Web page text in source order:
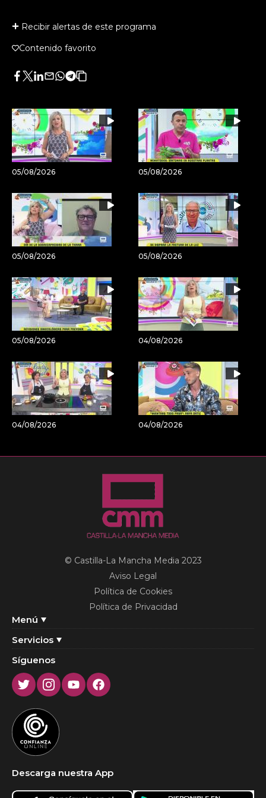
Recibir alertas de este programa
Contenido favorito
Facebook
Twitter
LinkedIn
Enviar
Whatsapp
Telegram
Copiar
artículo
05/08/2026 05/08/2026
05/08/2026 05/08/2026
05/08/2026 04/08/2026
04/08/2026 04/08/2026
Menú
Servicios
© Castilla-La Mancha Media 2023
Aviso Legal
Política de Cookies
Política de Privacidad
Síguenos
TwitterInstagram
YoutubeFacebook
Descarga nuestra App